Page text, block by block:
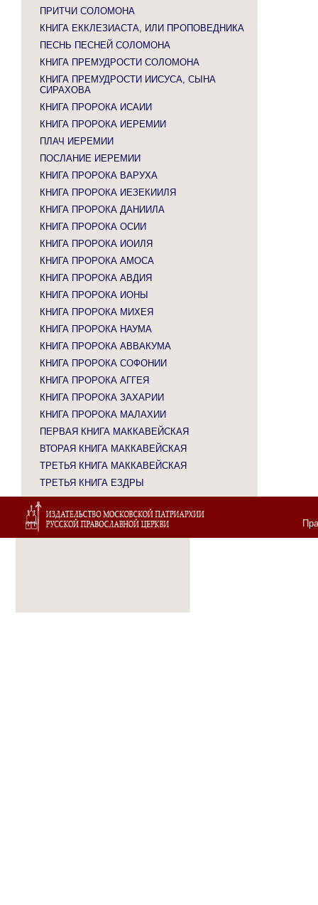
ПРИТЧИ СОЛОМОНА
КНИГА ЕККЛЕЗИАСТА, ИЛИ ПРОПОВЕДНИКА
ПЕСНЬ ПЕСНЕЙ СОЛОМОНА
КНИГА ПРЕМУДРОСТИ СОЛОМОНА
КНИГА ПРЕМУДРОСТИ ИИСУСА, СЫНА
СИРАХОВА
КНИГА ПРОРОКА ИСАИИ
КНИГА ПРОРОКА ИЕРЕМИИ
ПЛАЧ ИЕРЕМИИ
ПОСЛАНИЕ ИЕРЕМИИ
КНИГА ПРОРОКА ВАРУХА
КНИГА ПРОРОКА ИЕЗЕКИИЛЯ
КНИГА ПРОРОКА ДАНИИЛА
КНИГА ПРОРОКА ОСИИ
КНИГА ПРОРОКА ИОИЛЯ
КНИГА ПРОРОКА АМОСА
КНИГА ПРОРОКА АВДИЯ
КНИГА ПРОРОКА ИОНЫ
КНИГА ПРОРОКА МИХЕЯ
КНИГА ПРОРОКА НАУМА
КНИГА ПРОРОКА АВВАКУМА
КНИГА ПРОРОКА СОФОНИИ
КНИГА ПРОРОКА АГГЕЯ
КНИГА ПРОРОКА ЗАХАРИИ
КНИГА ПРОРОКА МАЛАХИИ
ПЕРВАЯ КНИГА МАККАВЕЙСКАЯ
ВТОРАЯ КНИГА МАККАВЕЙСКАЯ
ТРЕТЬЯ КНИГА МАККАВЕЙСКАЯ
ТРЕТЬЯ КНИГА ЕЗДРЫ